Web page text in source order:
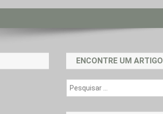
ENCONTRE UM ARTIGO